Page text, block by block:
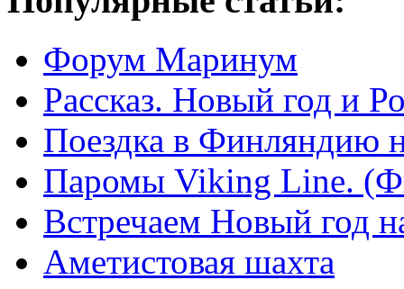
Форум Маринум
Рассказ. Новый год и
Поездка в Финляндию
Паромы Viking Line.
Встречаем Новый год
Аметистовая шахта